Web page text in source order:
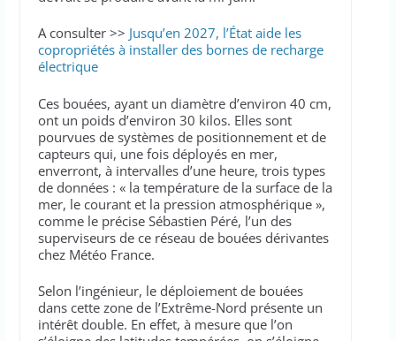
A consulter >> Jusqu’en 2027, l’État aide les
copropriétés à installer des bornes de recharge
électrique
Ces bouées, ayant un diamètre d’environ 40 cm,
ont un poids d’environ 30 kilos. Elles sont
pourvues de systèmes de positionnement et de
capteurs qui, une fois déployés en mer,
enverront, à intervalles d’une heure, trois types
de données : « la température de la surface de la
mer, le courant et la pression atmosphérique »,
comme le précise Sébastien Péré, l’un des
superviseurs de ce réseau de bouées dérivantes
chez Météo France.
Selon l’ingénieur, le déploiement de bouées
dans cette zone de l’Extrême-Nord présente un
intérêt double. En effet, à mesure que l’on